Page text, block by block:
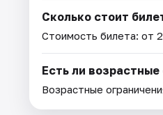
Сколько стоит
Стоимость билета: от
Есть ли возрастные
Возрастные